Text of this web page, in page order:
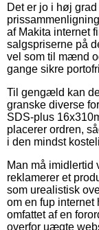
Det er jo i høj
af Makita internet
salgspriserne på
vel som til mænd
gange sikre
Til gengæld kan
granske diverse
SDS-plus
placerer ordren,
i den mindst
Man må imidlertid
reklamerer et
som urealistisk
om en fup internet
omfattet af en
overfor uægte